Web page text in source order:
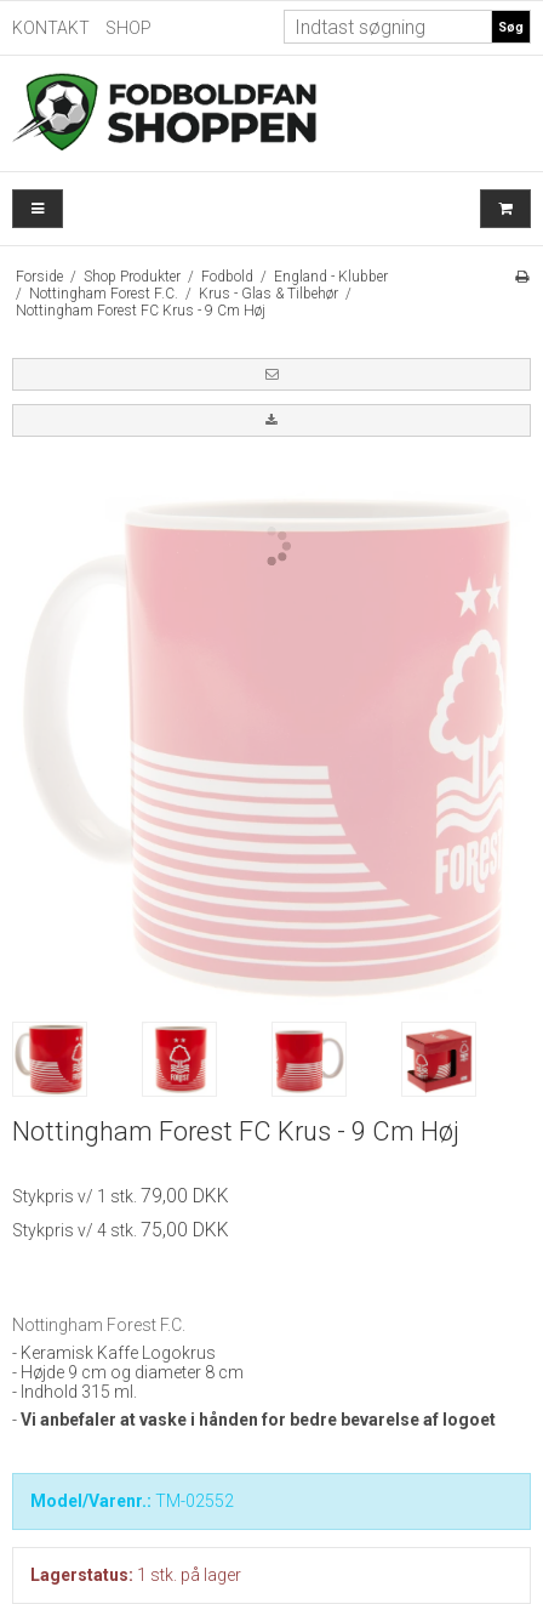
KONTAKT SHOP Søg
Forside / Shop Produkter / Fodbold / England - Klubber
/ Nottingham Forest F.C. / Krus - Glas & Tilbehør /
Nottingham Forest FC Krus - 9 Cm Høj
Nottingham Forest FC Krus - 9 Cm Høj
Stykpris v/ 1 stk. 79,00 DKK
Stykpris v/ 4 stk. 75,00 DKK
Nottingham Forest F.C.
- Keramisk Kaffe Logokrus
- Højde 9 cm og diameter 8 cm
- Indhold 315 ml.
-Vi anbefaler at vaske i hånden for bedre bevarelse af logoet
Model/Varenr.: TM-02552
Lagerstatus: 1 stk. på lager